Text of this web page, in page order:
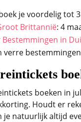
je voordelig tot
Brittannië: 4
Bestemmingen in
boeken in
Houdt er
natuurlijk altijd